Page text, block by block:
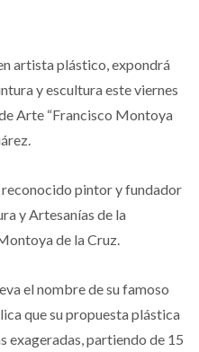
artista plástico, expondrá
y escultura este viernes
Arte “Francisco Montoya
pintor y fundador
y Artesanías de la
de la Cruz.
el nombre de su famoso
que su propuesta plástica
exageradas, partiendo de 15